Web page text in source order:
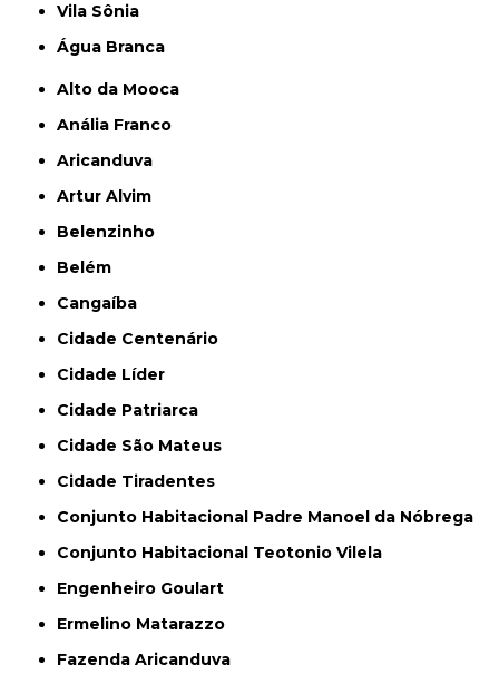
Vila Sônia
Água Branca
Alto da Mooca
Anália Franco
Aricanduva
Artur Alvim
Belenzinho
Belém
Cangaíba
Cidade Centenário
Cidade Líder
Cidade Patriarca
Cidade São Mateus
Cidade Tiradentes
Conjunto Habitacional Padre Manoel da Nóbrega
Conjunto Habitacional Teotonio Vilela
Engenheiro Goulart
Ermelino Matarazzo
Fazenda Aricanduva